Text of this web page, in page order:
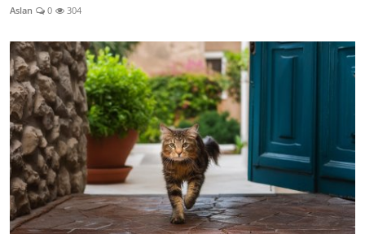
Aslan 0 304